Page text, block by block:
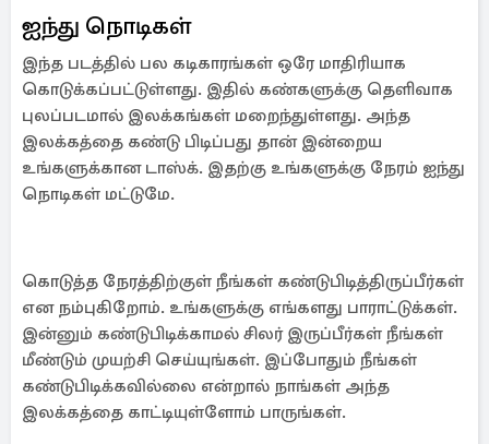
ஐந்து நொடிகள்
இந்த படத்தில் பல கடிகாரங்கள் ஒரே மாதிரியாக
கொடுக்கப்பட்டுள்ளது. இதில் கண்களுக்கு தெளிவாக
புலப்படமால் இலக்கங்கள் மறைந்துள்ளது. அந்த
இலக்கத்தை கண்டு பிடிப்பது தான் இன்றைய
உங்களுக்கான டாஸ்க். இதற்கு உங்களுக்கு நேரம் ஐந்து
நொடிகள் மட்டுமே.
கொடுத்த நேரத்திற்குள் நீங்கள் கண்டுபிடித்திருப்பீர்கள்
என நம்புகிறோம். உங்களுக்கு எங்களது பாராட்டுக்கள்.
இன்னும் கண்டுபிடிக்காமல் சிலர் இருப்பீர்கள் நீங்கள்
மீண்டும் முயற்சி செய்யுங்கள். இப்போதும் நீங்கள்
கண்டுபிடிக்கவில்லை என்றால் நாங்கள் அந்த
இலக்கத்தை காட்டியுள்ளோம் பாருங்கள்.